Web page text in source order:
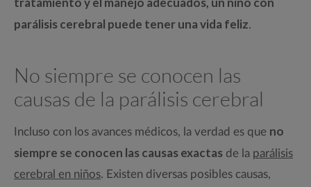
parálisis cerebral puede tener una vida feliz.
No siempre se conocen las
causas de la parálisis cerebral
Incluso con los avances médicos, la verdad es que no
siempre se conocen las causas exactas de la parálisis
cerebral en niños. Existen diversas posibles causas,